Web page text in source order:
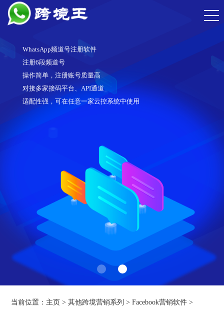
WhatsApp频道号注册软件
注册6段频道号
操作简单，注册账号质量高
对接多家接码平台、API通道
适配性强，可在任意一家云控系统中使用
当前位置： 主页 >其他跨境营销系列 >Facebook营销软件 >